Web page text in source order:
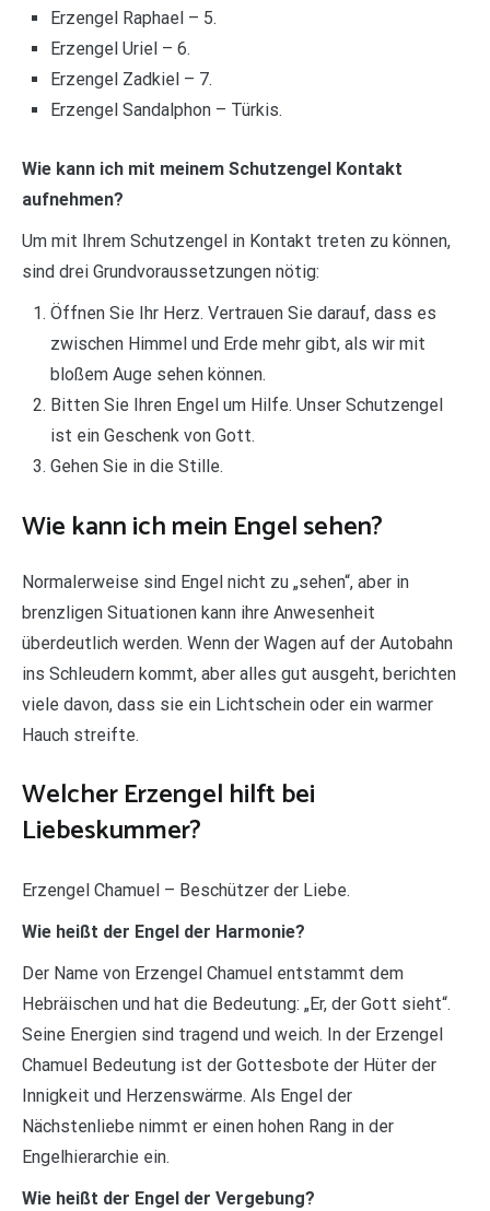
Erzengel Raphael – 5.
Erzengel Uriel – 6.
Erzengel Zadkiel – 7.
Erzengel Sandalphon – Türkis.
Wie kann ich mit meinem Schutzengel Kontakt
aufnehmen?
Um mit Ihrem Schutzengel in Kontakt treten zu können,
sind drei Grundvoraussetzungen nötig:
Öffnen Sie Ihr Herz. Vertrauen Sie darauf, dass es
zwischen Himmel und Erde mehr gibt, als wir mit
bloßem Auge sehen können.
Bitten Sie Ihren Engel um Hilfe. Unser Schutzengel
ist ein Geschenk von Gott.
Gehen Sie in die Stille.
Wie kann ich mein Engel sehen?
Normalerweise sind Engel nicht zu „sehen“, aber in
brenzligen Situationen kann ihre Anwesenheit
überdeutlich werden. Wenn der Wagen auf der Autobahn
ins Schleudern kommt, aber alles gut ausgeht, berichten
viele davon, dass sie ein Lichtschein oder ein warmer
Hauch streifte.
Welcher Erzengel hilft bei
Liebeskummer?
Erzengel Chamuel – Beschützer der Liebe.
Wie heißt der Engel der Harmonie?
Der Name von Erzengel Chamuel entstammt dem
Hebräischen und hat die Bedeutung: „Er, der Gott sieht“.
Seine Energien sind tragend und weich. In der Erzengel
Chamuel Bedeutung ist der Gottesbote der Hüter der
Innigkeit und Herzenswärme. Als Engel der
Nächstenliebe nimmt er einen hohen Rang in der
Engelhierarchie ein.
Wie heißt der Engel der Vergebung?